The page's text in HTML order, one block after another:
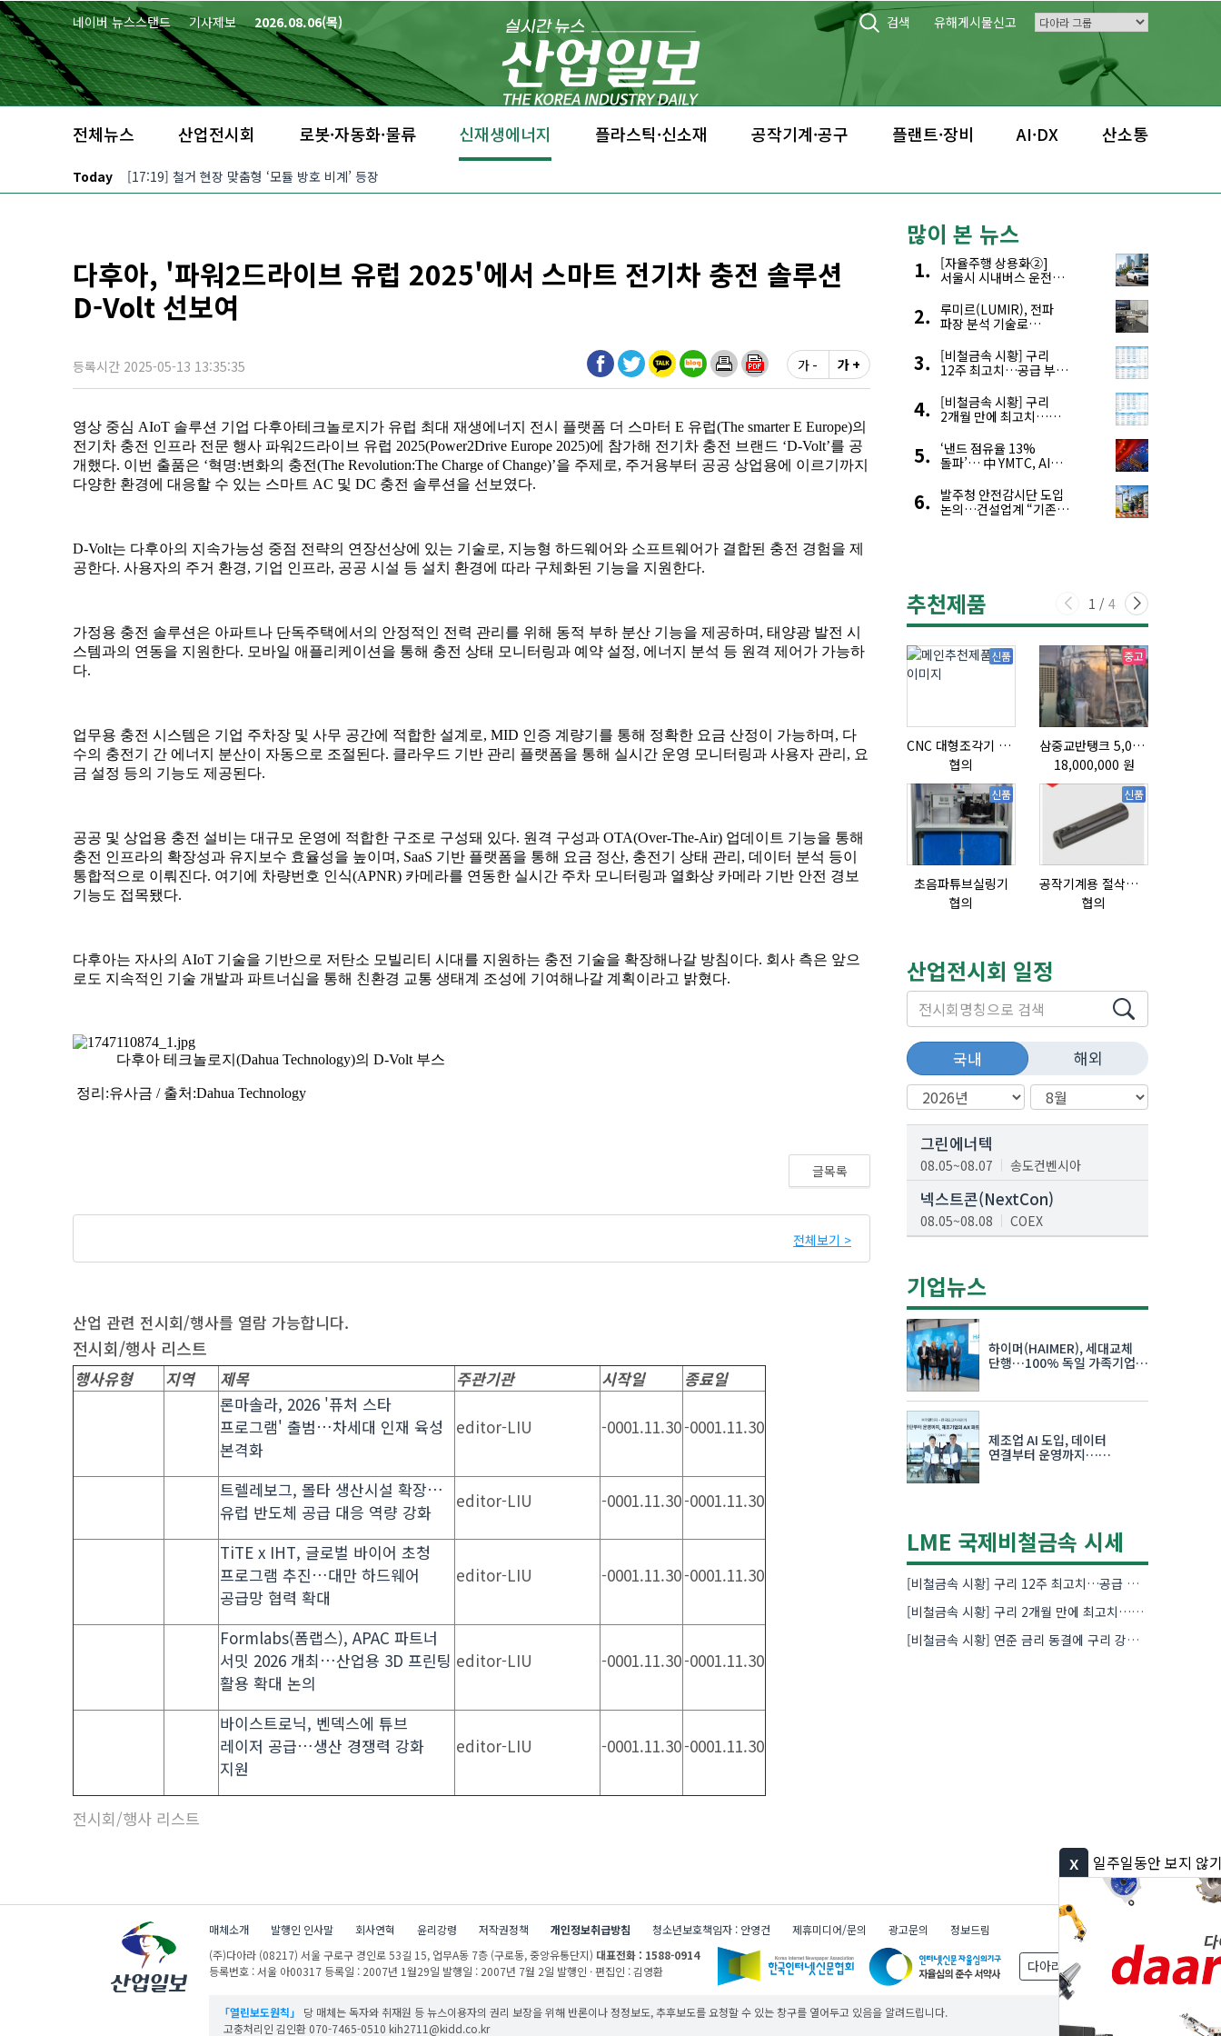
본문 바로가기
네이버 뉴스스탠드 기사제보 2026.08.06(목) 검색 유해게시물신고
전체뉴스 산업전시회 로봇·자동화·물류 신재생에너지 플라스틱·신소재 공작기계·공구 플랜트·장비 AI·DX 산소통
Today [17:19] 철거 현장 맞춤형 ‘모듈 방호 비계’ 등장
다후아, '파워2드라이브 유럽 2025'에서 스마트 전기차 충전 솔루션
D-Volt 선보여
등록시간 2025-05-13 13:35:35 가 - 가 +
글목록
전체보기 >
산업 관련 전시회/행사를 열람 가능합니다.
전시회/행사 리스트
전시회/행사 리스트
행사유형 지역 제목 주관기관 시작일
종료일
론마솔라, 2026 '퓨처 스타
프로그램' 출범…차세대 인재 육성
본격화
editor-LIU -0001.11.30-0001.11.30
트렐레보그, 몰타 생산시설 확장…
유럽 반도체 공급 대응 역량 강화
editor-LIU -0001.11.30-0001.11.30
TiTE x IHT, 글로벌 바이어 초청
프로그램 추진…대만 하드웨어
공급망 협력 확대
editor-LIU -0001.11.30-0001.11.30
Formlabs(폼랩스), APAC 파트너
서밋 2026 개최…산업용 3D 프린팅
활용 확대 논의
editor-LIU -0001.11.30-0001.11.30
바이스트로닉, 벤덱스에 튜브
레이저 공급…생산 경쟁력 강화
지원
editor-LIU -0001.11.30-0001.11.30
많이 본 뉴스
[자율주행 상용화②]
서울시 시내버스 운전자
해결한다
루미르(LUMIR), 전파
파장 분석 기술로
[비철금속 시황] 구리
12주 최고치…공급 부족
[비철금속 시황] 구리
2개월 만에 최고치…
우려 확대
‘낸드 점유율 13%
돌파’… 中 YMTC, AI
4위 맹추격
발주청 안전감시단 도입
논의…건설업계 “기존
추천제품 1 / 4
신품
CNC 대형조각기 K-2040B
협의
중고
삼중교반탱크 5,000L
18,000,000 원
신품
초음파튜브실링기
협의
신품
공작기계용 절삭공구, 슬리브(SLEEVE)
협의
산업전시회 일정
국내 해외
그린에너텍
08.05~08.07 송도컨벤시아
넥스트콘(NextCon)
08.05~08.08 COEX
08.19~08.21
K-PRINT
08.19~08.22
자율주행모빌리티산업전
08.25~08.27
차세대 반도체 패키징 산업전
08.26~08.28 수원컨벤션센터
기업뉴스
하이머(HAIMER), 세대교체
단행…100% 독일 가족기업
제조업 AI 도입, 데이터
연결부터 운영까지…
LME 국제비철금속 시세
[비철금속 시황] 구리 12주 최고치…공급 부족 우려에 강세
[비철금속 시황] 구리 2개월 만에 최고치…재고 감소에 공급 부족 우려 확대
[비철금속 시황] 연준 금리 동결에 구리 강세…공급 부족 우려도 가격 지지
무료 무료 무료
일주일동안 보지 않기
매체소개 발행인 인사말 회사연혁 윤리강령 저작권정책 개인정보취급방침 청소년보호책임자 : 안영건 제휴미디어/문의 광고문의
정보드림
(주)다아라 (08217) 서울 구로구 경인로 53길 15,업무A동 7층 (구로동, 중앙유통단지) 대표전화 : 1588-0914
등록번호 : 서울 아00317 등록일 : 2007년 1월29일 발행일 : 2007년 7월 2일 발행인 · 편집인 : 김영환 다아라 그룹
「열린보도원칙」
당 매체는 독자와 취재원 등 뉴스이용자의 권리 보장을 위해 반론이나 정정보도, 추후보도를 요청할 수 있는 창구를 열어두고 있음을 알려드립니다.
고충처리인 김인환 070-7465-0510 kih2711@kidd.co.kr